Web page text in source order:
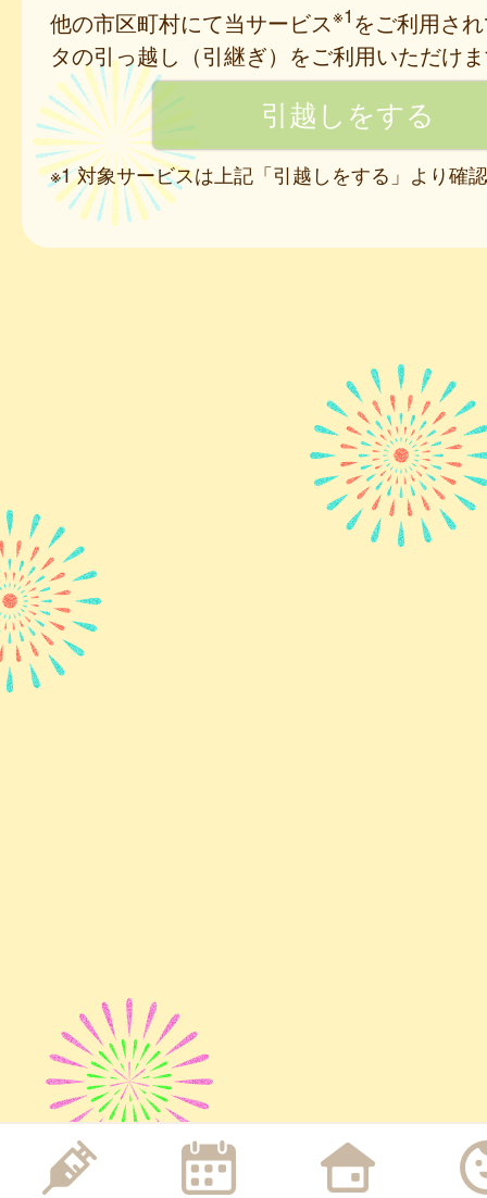
他の市区町村にて当サービス※1 をご利用さ
タの引っ越し（引継ぎ）をご利用いただけ
※1 対象サービスは上記「引越しをする」より確